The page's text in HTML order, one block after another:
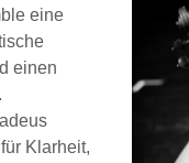
eine
einen
Klarheit,